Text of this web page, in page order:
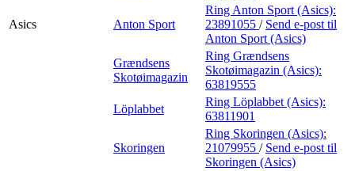
Asics Anton Sport
Ring Anton Sport (Asics):
23891055 / Send e-post til
Anton Sport (Asics)
Grændsens
Skotøimagazin
Ring Grændsens
Skotøimagazin (Asics):
63819555
Löplabbet
Ring Löplabbet (Asics):
63811901
Skoringen
Ring Skoringen (Asics):
21079955 / Send e-post til
Skoringen (Asics)